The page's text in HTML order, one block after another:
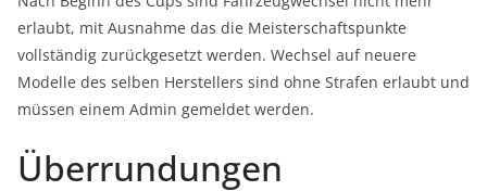
erlaubt, mit Ausnahme das die Meisterschaftspunkte
vollständig zurückgesetzt werden. Wechsel auf neuere
Modelle des selben Herstellers sind ohne Strafen erlaubt und
müssen einem Admin gemeldet werden.
Überrundungen